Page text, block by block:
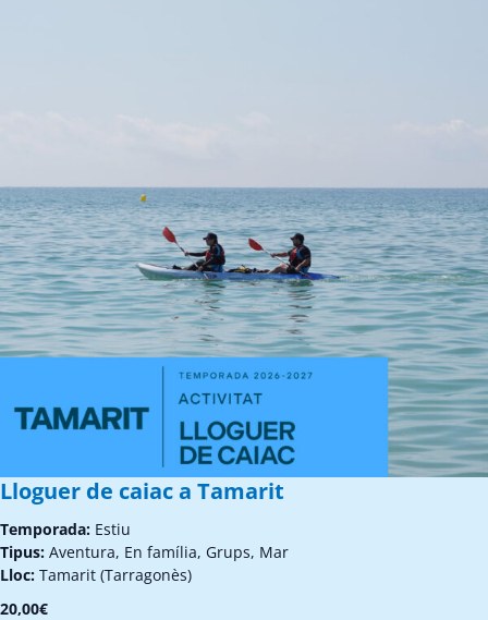
Lloguer de caiac a Tamarit
Temporada: Estiu
Tipus: Aventura, En família, Grups, Mar
Lloc: Tamarit (Tarragonès)
20,00€